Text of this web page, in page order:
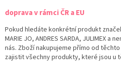
doprava v rámci ČR a EU
Pokud hledáte konkrétní produkt značek
MARIE JO, ANDRES SARDA, JULIMEX
nás. Zboží nakupujeme přímo od
zajistit všechny produkty, které jsou u